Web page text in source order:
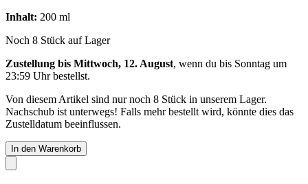
Inhalt: 200 ml
Noch 8 Stück auf Lager
Zustellung bis Mittwoch, 12. August, wenn du bis Sonntag um
23:59 Uhrbestellst.
Von diesem Artikel sind nur noch 8 Stück in unserem Lager.
Nachschub ist unterwegs! Falls mehr bestellt wird, könnte dies das
Zustelldatum beeinflussen.
In den Warenkorb